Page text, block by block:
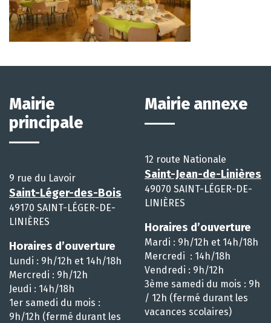
Mairie
principale
9 rue du Lavoir
Saint-Léger-des-Bois
49170 SAINT-LÉGER-DE-
LINIÈRES
Horaires d’ouverture
Lundi : 9h/12h et 14h/18h
Mercredi : 9h/12h
Jeudi : 14h/18h
1er samedi du mois :
9h/12h (fermé durant les
Mairie annexe
12 route Nationale
Saint-Jean-de-Linières
49070 SAINT-LÉGER-DE-
LINIÈRES
Horaires d’ouverture
Mardi : 9h/12h et 14h/18h
Mercredi : 14h/18h
Vendredi : 9h/12h
3ème samedi du mois : 9h
/ 12h (fermé durant les
vacances scolaires)